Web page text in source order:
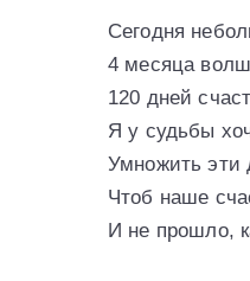
Сегодня
4 месяца
120 дней
Я у судьбы
Умножить эти
Чтоб наше
И не прошло,